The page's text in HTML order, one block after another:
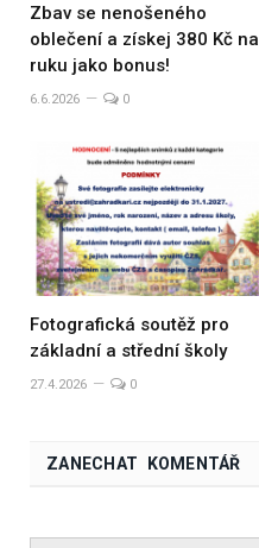
Zbav se nenošeného
oblečení a získej 380 Kč na
ruku jako bonus!
6.6.2026 0
Fotografická soutěž pro
základní a střední školy
27.4.2026 0
ZANECHAT KOMENTÁŘ